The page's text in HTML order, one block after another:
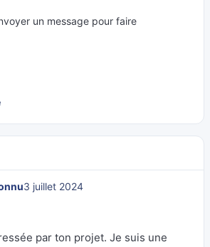
un message pour faire
3 juillet 2024
par ton projet. Je suis une